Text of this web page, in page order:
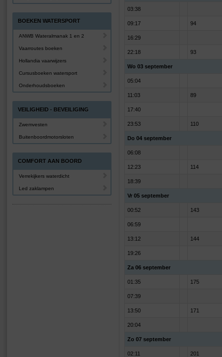
03:38
09:17 94
16:29
22:18 93
Wo 03 september
05:04
11:03 89
17:40
23:53 110
Do 04 september
06:08
12:23 114
18:39
Vr 05 september
00:52 143
06:59
13:12 144
19:26
Za 06 september
01:35 175
07:39
13:50 171
20:04
Zo 07 september
02:11 201
BOEKEN WATERSPORT
ANWB Wateralmanak 1 en 2
Vaarroutes boeken
Hollandia vaarwijzers
Cursusboeken watersport
Onderhoudsboeken
VEILIGHEID - BEVEILIGING
Zwemvesten
Buitenboordmotorsloten
COMFORT AAN BOORD
Verrekijkers waterdicht
Led zaklampen